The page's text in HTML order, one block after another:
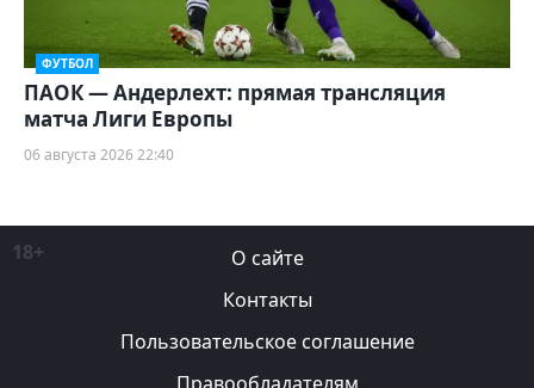
ФУТБОЛ
ПАОК — Андерлехт: прямая трансляция
матча Лиги Европы
06 августа 2026 22:40
18+
О сайте
Контакты
Пользовательское соглашение